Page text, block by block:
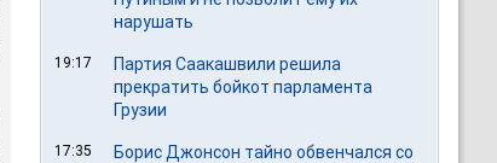
нарушать
19:17
Партия Саакашвили решила
прекратить бойкот парламента
Грузии
17:35
Борис Джонсон тайно обвенчался со